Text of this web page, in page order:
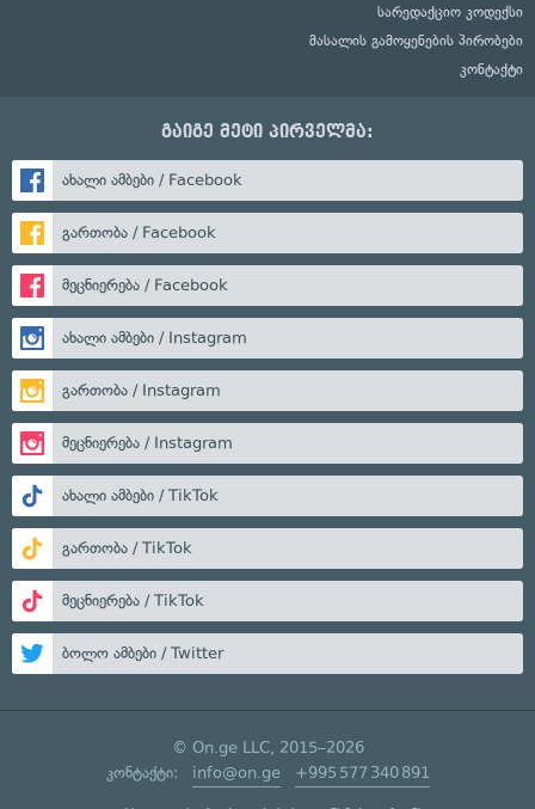
სარედაქციო კოდექსი
მასალის გამოყენების პირობები
კონტაქტი
გაიგე მეტი პირველმა:
ახალი ამბები / Facebook
გართობა / Facebook
მეცნიერება / Facebook
ახალი ამბები / Instagram
გართობა / Instagram
მეცნიერება / Instagram
ახალი ამბები / TikTok
გართობა / TikTok
მეცნიერება / TikTok
ბოლო ამბები / Twitter
© On.ge LLC, 2015–2026
კონტაქტი: info@on.ge +995 577 340 891